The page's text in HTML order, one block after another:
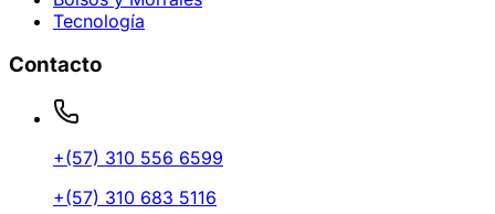
Tecnología
Contacto
+(57) 310 556 6599
+(57) 310 683 5116